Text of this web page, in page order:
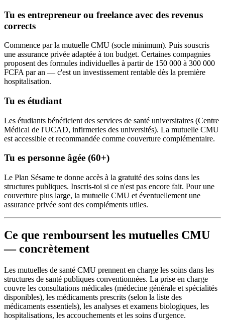
Tu es entrepreneur ou freelance avec des revenus
corrects
Commence par la mutuelle CMU (socle minimum). Puis souscris
une assurance privée adaptée à ton budget. Certaines compagnies
proposent des formules individuelles à partir de 150 000 à 300 000
FCFA par an — c'est un investissement rentable dès la première
hospitalisation.
Tu es étudiant
Les étudiants bénéficient des services de santé universitaires (Centre
Médical de l'UCAD, infirmeries des universités). La mutuelle CMU
est accessible et recommandée comme couverture complémentaire.
Tu es personne âgée (60+)
Le Plan Sésame te donne accès à la gratuité des soins dans les
structures publiques. Inscris-toi si ce n'est pas encore fait. Pour une
couverture plus large, la mutuelle CMU et éventuellement une
assurance privée sont des compléments utiles.
Ce que remboursent les mutuelles CMU
— concrètement
Les mutuelles de santé CMU prennent en charge les soins dans les
structures de santé publiques conventionnées. La prise en charge
couvre les consultations médicales (médecine générale et spécialités
disponibles), les médicaments prescrits (selon la liste des
médicaments essentiels), les analyses et examens biologiques, les
hospitalisations, les accouchements et les soins d'urgence.